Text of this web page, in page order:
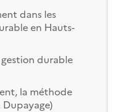
dans les
en Hauts-
durable
la méthode